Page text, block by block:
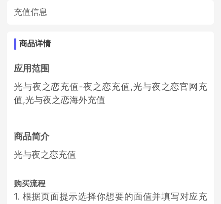
充值信息
商品详情
应用范围
光与夜之恋充值-夜之恋充值,光与夜之恋官网充
值,光与夜之恋海外充值
商品简介
光与夜之恋充值
购买流程
1. 根据页面提示选择你想要的面值并填写对应充